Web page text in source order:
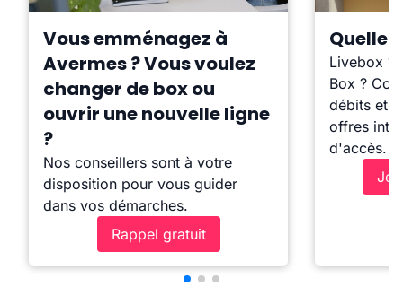
Vous emménagez à
Avermes ? Vous voulez
changer de box ou
ouvrir une nouvelle ligne
?
Nos conseillers sont à votre
disposition pour vous guider
dans vos démarches.
Rappel gratuit
Quelle
Livebox ?
Box ?
débits et
offres
d'accès.
Je